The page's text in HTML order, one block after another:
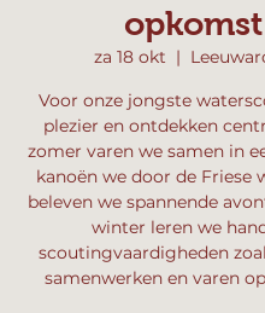
opkomst
za 18 okt
  |
Voor onze jongste
plezier en ontdekken
zomer varen we samen in
kanoën we door de Friese
beleven we spannende
winter leren we
scoutingvaardigheden
samenwerken en varen